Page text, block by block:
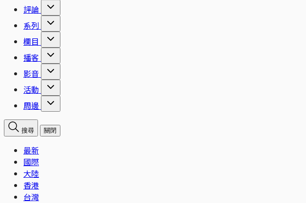
評論
系列
欄目
播客
影音
活動
周邊
搜尋 關閉
最新
國際
大陸
香港
台灣